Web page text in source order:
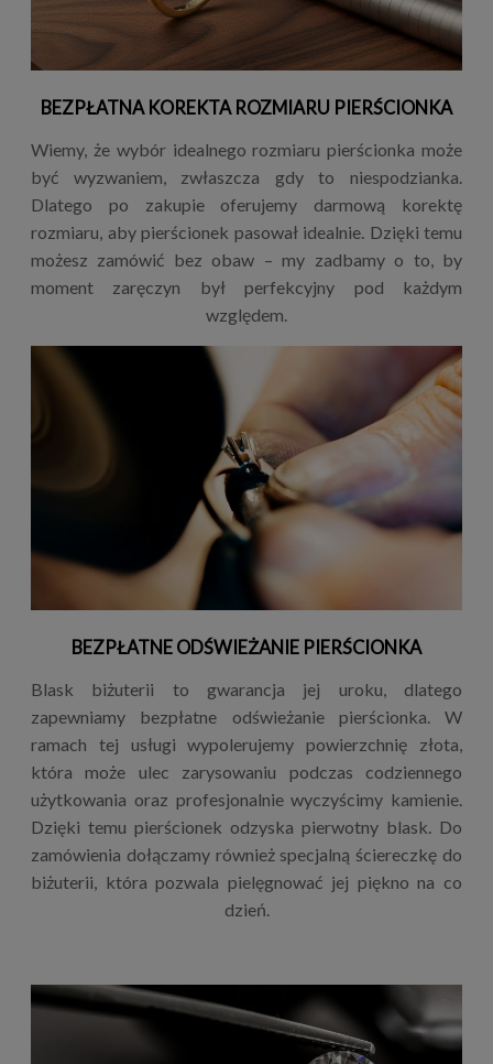
BEZPŁATNA KOREKTA ROZMIARU PIERŚCIONKA
Wiemy, że wybór idealnego rozmiaru pierścionka może
być wyzwaniem, zwłaszcza gdy to niespodzianka.
Dlatego po zakupie oferujemy darmową korektę
rozmiaru, aby pierścionek pasował idealnie. Dzięki temu
możesz zamówić bez obaw – my zadbamy o to, by
moment zaręczyn był perfekcyjny pod każdym
względem.
BEZPŁATNE ODŚWIEŻANIE PIERŚCIONKA
Blask biżuterii to gwarancja jej uroku, dlatego
zapewniamy bezpłatne odświeżanie pierścionka. W
ramach tej usługi wypolerujemy powierzchnię złota,
która może ulec zarysowaniu podczas codziennego
użytkowania oraz profesjonalnie wyczyścimy kamienie.
Dzięki temu pierścionek odzyska pierwotny blask. Do
zamówienia dołączamy również specjalną ściereczkę do
biżuterii, która pozwala pielęgnować jej piękno na co
dzień.